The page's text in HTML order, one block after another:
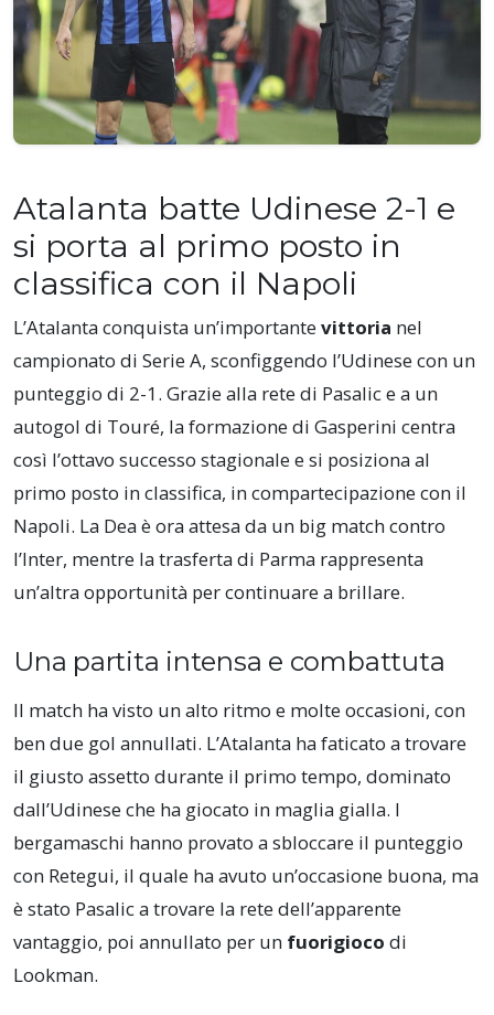
Atalanta batte Udinese 2-1 e
si porta al primo posto in
classifica con il Napoli
L’Atalanta conquista un’importantevittoria nel
campionato di Serie A, sconfiggendo l’Udinese con un
punteggio di 2-1. Grazie alla rete di Pasalic e a un
autogol di Touré, la formazione di Gasperini centra
così l’ottavo successo stagionale e si posiziona al
primo posto in classifica, in compartecipazione con il
Napoli. La Dea è ora attesa da un big match contro
l’Inter, mentre la trasferta di Parma rappresenta
un’altra opportunità per continuare a brillare.
Una partita intensa e combattuta
Il match ha visto un alto ritmo e molte occasioni, con
ben due gol annullati. L’Atalanta ha faticato a trovare
il giusto assetto durante il primo tempo, dominato
dall’Udinese che ha giocato in maglia gialla. I
bergamaschi hanno provato a sbloccare il punteggio
con Retegui, il quale ha avuto un’occasione buona, ma
è stato Pasalic a trovare la rete dell’apparente
vantaggio, poi annullato per un fuorigioco di
Lookman.